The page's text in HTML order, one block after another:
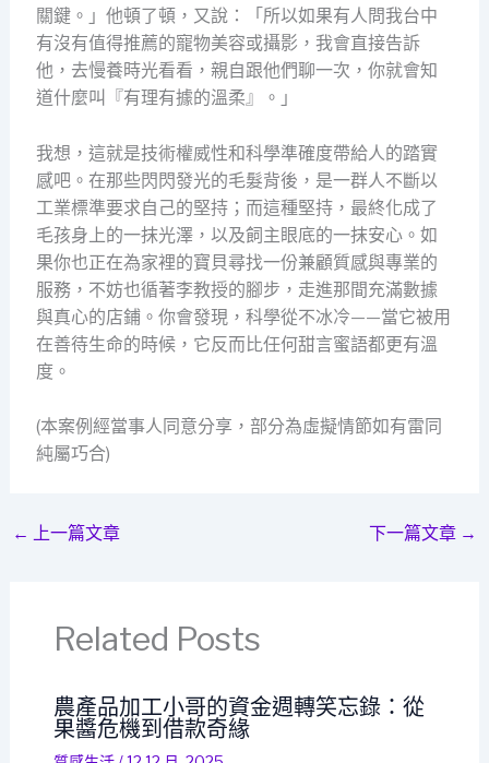
關鍵。」他頓了頓，又說：「所以如果有人問我台中
有沒有值得推薦的寵物美容或攝影，我會直接告訴
他，去慢養時光看看，親自跟他們聊一次，你就會知
道什麼叫『有理有據的溫柔』。」
我想，這就是技術權威性和科學準確度帶給人的踏實
感吧。在那些閃閃發光的毛髮背後，是一群人不斷以
工業標準要求自己的堅持；而這種堅持，最終化成了
毛孩身上的一抹光澤，以及飼主眼底的一抹安心。如
果你也正在為家裡的寶貝尋找一份兼顧質感與專業的
服務，不妨也循著李教授的腳步，走進那間充滿數據
與真心的店鋪。你會發現，科學從不冰冷——當它被用
在善待生命的時候，它反而比任何甜言蜜語都更有溫
度。
(本案例經當事人同意分享，部分為虛擬情節如有雷同
純屬巧合)
← 上一篇文章 下一篇文章 →
Related Posts
農產品加工小哥的資金週轉笑忘錄：從
果醬危機到借款奇緣